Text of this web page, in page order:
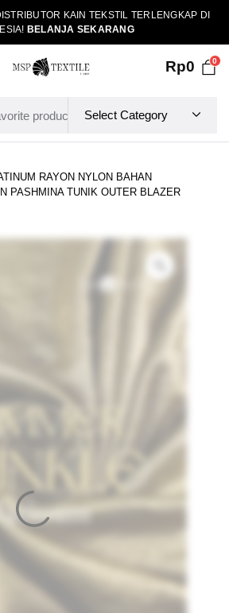
KAIN TEKSTIL TERLENGKAP DI
BELANJA SEKARANG
Rp0 0
RAYON NYLON BAHAN
PASHMINA TUNIK OUTER BLAZER